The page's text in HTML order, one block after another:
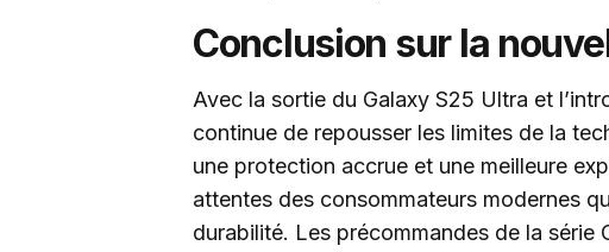
Conclusion sur la
Avec la sortie du Galaxy S25 Ultra et
continue de repousser les limites de la
une protection accrue et une meilleure
attentes des consommateurs modernes
durabilité. Les précommandes de la série